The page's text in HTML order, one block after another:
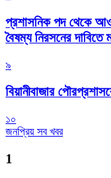
প্রশাসনিক পদ থেকে
বৈষম্য নিরসনের দাবিতে
৯
বিয়ানীবাজার
১০
জনপ্রিয় সব খবর
1